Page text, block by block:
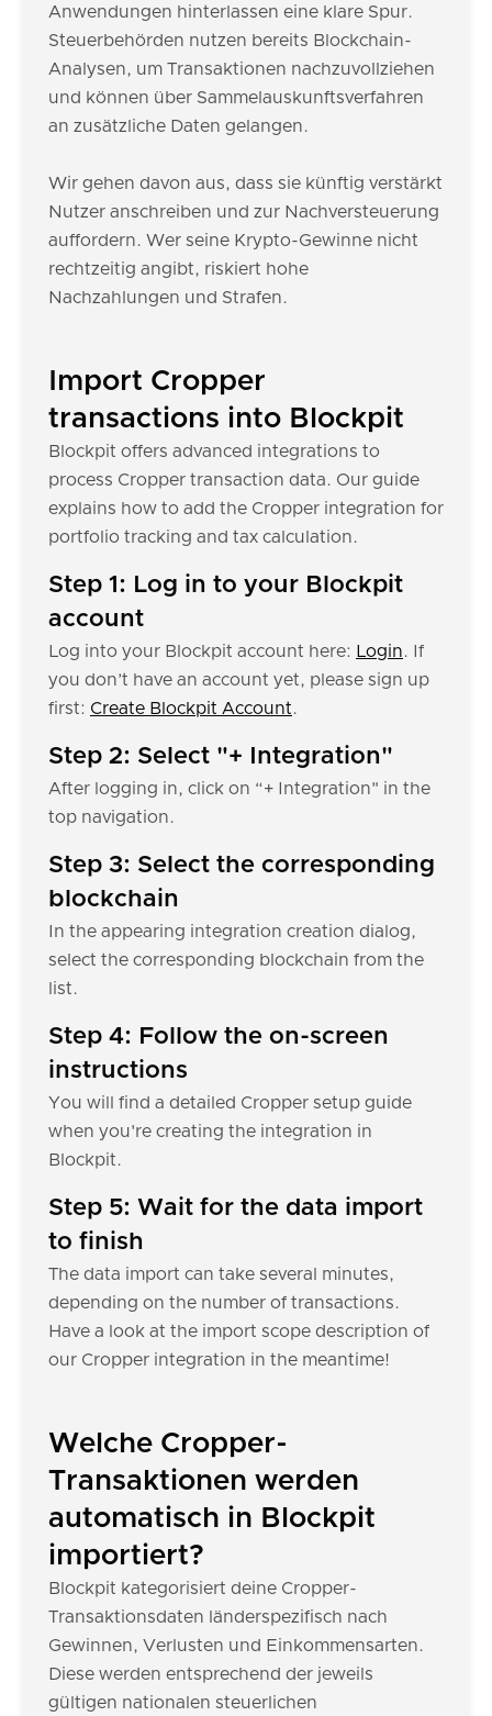
Anwendungen hinterlassen eine klare Spur.
Steuerbehörden nutzen bereits Blockchain-
Analysen, um Transaktionen nachzuvollziehen
und können über Sammelauskunftsverfahren
an zusätzliche Daten gelangen.
Wir gehen davon aus, dass sie künftig verstärkt
Nutzer anschreiben und zur Nachversteuerung
auffordern. Wer seine Krypto-Gewinne nicht
rechtzeitig angibt, riskiert hohe
Nachzahlungen und Strafen.
Import Cropper
transactions into Blockpit
Blockpit offers advanced integrations to
process Cropper transaction data. Our guide
explains how to add the Cropper integration for
portfolio tracking and tax calculation.
Step 1: Log in to your Blockpit
account
Log into your Blockpit account here: Login. If
you don’t have an account yet, please sign up
first: Create Blockpit Account.
Step 2: Select "+ Integration"
After logging in, click on “+ Integration" in the
top navigation.
Step 3: Select the corresponding
blockchain
In the appearing integration creation dialog,
select the corresponding blockchain from the
list.
Step 4: Follow the on-screen
instructions
You will find a detailed Cropper setup guide
when you're creating the integration in
Blockpit.
Step 5: Wait for the data import
to finish
The data import can take several minutes,
depending on the number of transactions.
Have a look at the import scope description of
our Cropper integration in the meantime!
Welche Cropper-
Transaktionen werden
automatisch in Blockpit
importiert?
Blockpit kategorisiert deine Cropper-
Transaktionsdaten länderspezifisch nach
Gewinnen, Verlusten und Einkommensarten.
Diese werden entsprechend der jeweils
gültigen nationalen steuerlichen